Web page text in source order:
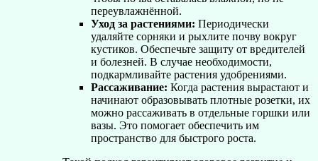
переувлажнённой.
Уход за растениями: Периодически
удаляйте сорняки и рыхлите почву вокруг
кустиков. Обеспечьте защиту от вредителей
и болезней. В случае необходимости,
подкармливайте растения удобрениями.
Рассаживание: Когда растения вырастают и
начинают образовывать плотные розетки, их
можно рассаживать в отдельные горшки или
вазы. Это помогает обеспечить им
пространство для быстрого роста.